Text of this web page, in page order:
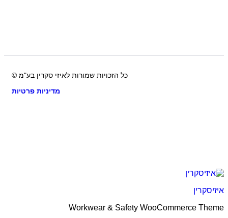
כל הזכויות שמורות לאיזי סקרין בע"מ ©
מדיניות פרטיות
Workwear & Safety WooCommerce